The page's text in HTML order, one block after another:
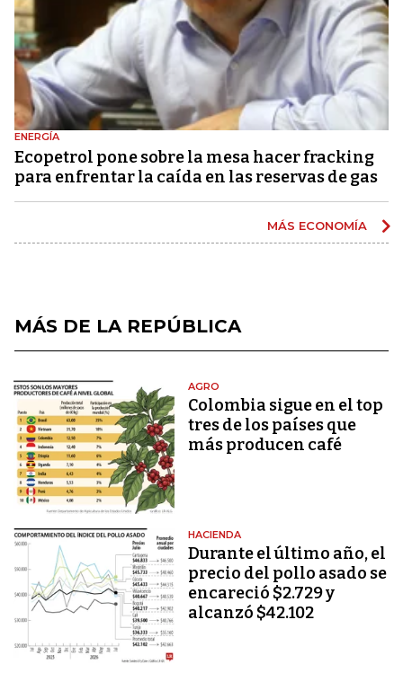
ENERGÍA
Ecopetrol pone sobre la mesa hacer fracking
para enfrentar la caída en las reservas de gas
MÁS ECONOMÍA
MÁS DE LA REPÚBLICA
AGRO
Colombia sigue en el top
tres de los países que
más producen café
HACIENDA
Durante el último año, el
precio del pollo asado se
encareció $2.729 y
alcanzó $42.102